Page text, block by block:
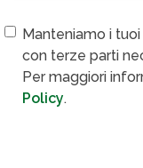
Manteniamo i
con terze parti
Per maggiori
Policy.